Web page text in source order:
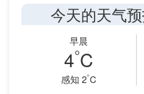
今天的天气
早晨
4°C
感知 2°C